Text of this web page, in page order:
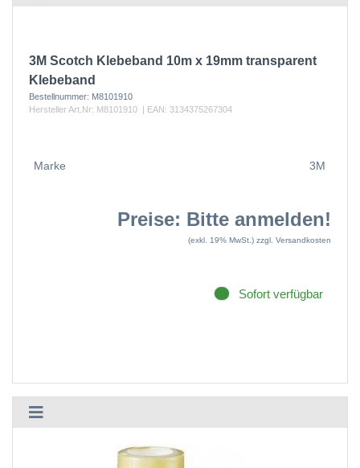
3M Scotch Klebeband 10m x 19mm transparent
Klebeband
Bestellnummer: M8101910
Hersteller Art.Nr: M8101910 | EAN: 3134375267304
Marke 3M
Preise: Bitte anmelden!
(exkl. 19% MwSt.) zzgl. Versandkosten
Sofort verfügbar